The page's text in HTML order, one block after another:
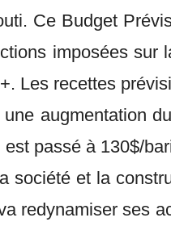
Ce Budget
imposées
Les recettes
augmentation
passé à 130$/
société et la
redynamiser ses